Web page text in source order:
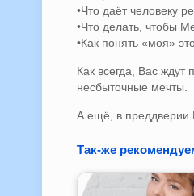
•Что даёт человеку
•Что делать, чтобы
•Как понять «моя»
Как всегда, Вас ждут
несбыточные мечты.
А ещё, в преддверии
Так-же